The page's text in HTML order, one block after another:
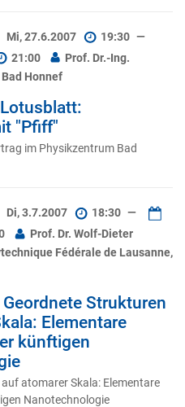
Mi, 27.6.2007 19:30 —
21:00
Prof. Dr.-Ing.
Bad Honnef
"Pfiff"
im Physikzentrum Bad
Di, 3.7.2007 18:30 —
Prof. Dr. Wolf-Dieter
Fédérale de Lausanne,
Strukturen
Elementare
künftigen
atomarer Skala: Elementare
Nanotechnologie